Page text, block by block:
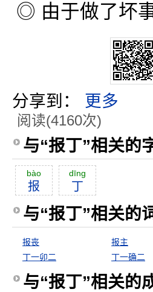
◎ 由于做了坏
分享到： 更多
阅读(4160次)
与“报丁”相关的
bào
报
dīng
丁
与“报丁”相关的
报丧 报主
丁一卯二
丁一确二
与“报丁”相关的